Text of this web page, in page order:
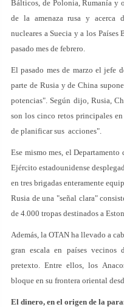
Bálticos, de Polonia, Rumanía y
de la amenaza rusa y acerca
nucleares a Suecia y a los
pasado mes de febrero.
El pasado mes de marzo el jefe
parte de Rusia y de China
potencias". Según dijo, Rusia,
son los cinco retos principales
de planificar sus acciones".
Ese mismo mes, el
Ejército estadounidense
en tres brigadas enteramente
Rusia de una "señal clara"
de 4.000 tropas destinados a
Además, la OTAN ha llevado a
gran escala en países vecinos
pretexto. Entre ellos, los
bloque en su frontera oriental
El dinero, en el origen de la